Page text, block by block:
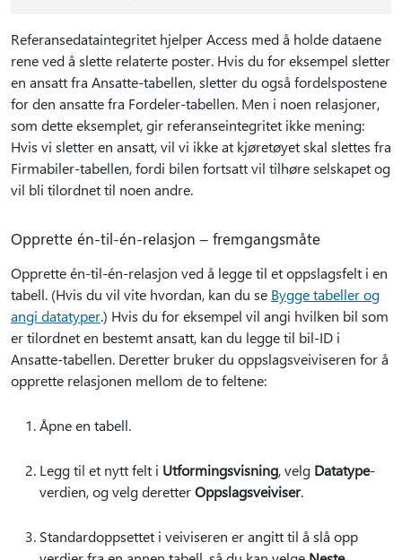
Referansedataintegritet hjelper Access med å holde dataene
rene ved å slette relaterte poster. Hvis du for eksempel sletter
en ansatt fra Ansatte-tabellen, sletter du også fordelspostene
for den ansatte fra Fordeler-tabellen. Men i noen relasjoner,
som dette eksemplet, gir referanseintegritet ikke mening:
Hvis vi sletter en ansatt, vil vi ikke at kjøretøyet skal slettes fra
Firmabiler-tabellen, fordi bilen fortsatt vil tilhøre selskapet og
vil bli tilordnet til noen andre.
Opprette én-til-én-relasjon – fremgangsmåte
Opprette én-til-én-relasjon ved å legge til et oppslagsfelt i en
tabell. (Hvis du vil vite hvordan, kan du se Bygge tabeller og
angi datatyper.) Hvis du for eksempel vil angi hvilken bil som
er tilordnet en bestemt ansatt, kan du legge til bil-ID i
Ansatte-tabellen. Deretter bruker du oppslagsveiviseren for å
opprette relasjonen mellom de to feltene:
Åpne en tabell.
Legg til et nytt felt i Utformingsvisning, velg Datatype-
verdien, og velg deretterOppslagsveiviser.
Standardoppsettet i veiviseren er angitt til å slå opp